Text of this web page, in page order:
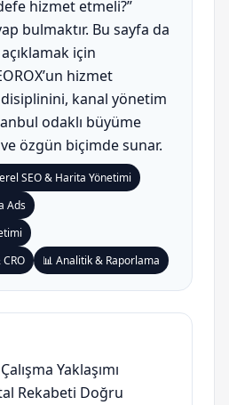
hizmet etmeli?”
bulmaktır. Bu sayfa da
için
hizmet
disiplinini, kanal yönetim
odaklı büyüme
ve özgün biçimde sunar.
SEO & Harita Yönetimi
Ads
📊 Analitik & Raporlama
Yaklaşımı
Rekabeti Doğru